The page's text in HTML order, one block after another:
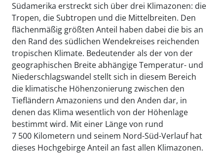
Südamerika erstreckt sich über drei Klimazonen: die
Tropen, die Subtropen und die Mittelbreiten. Den
flächenmäßig größten Anteil haben dabei die bis an
den Rand des südlichen Wendekreises reichenden
tropischen Klimate. Bedeutender als der von der
geographischen Breite abhängige Temperatur- und
Niederschlagswandel stellt sich in diesem Bereich
die klimatische Höhenzonierung zwischen den
Tiefländern Amazoniens und den Anden dar, in
denen das Klima wesentlich von der Höhenlage
bestimmt wird. Mit einer Länge von rund
7 500 Kilometern und seinem Nord-Süd-Verlauf hat
dieses Hochgebirge Anteil an fast allen Klimazonen.